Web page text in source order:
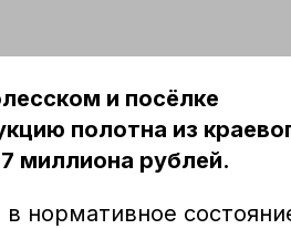
и посёлке
полотна из
миллиона рублей.
нормативное